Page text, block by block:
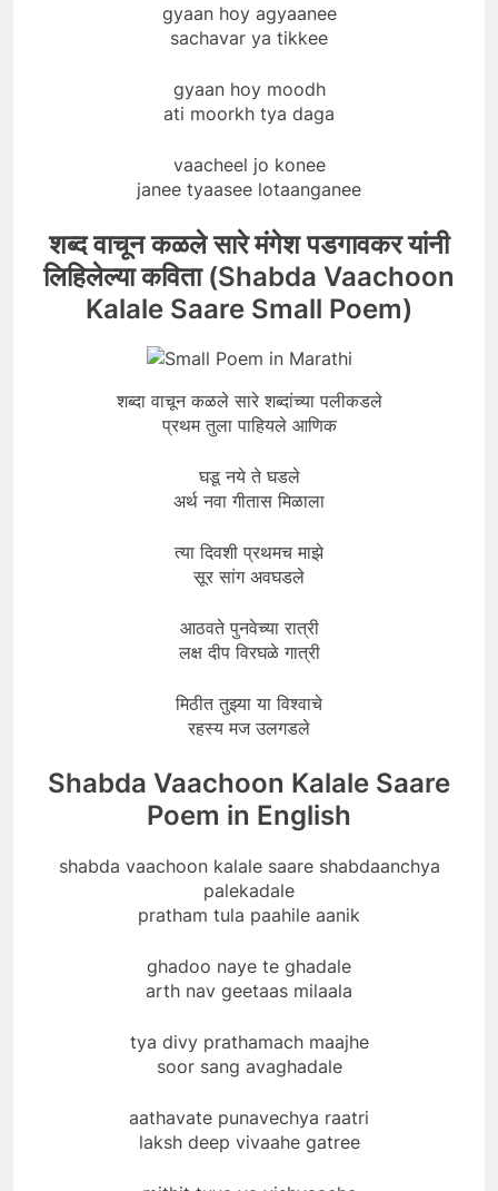
gyaan hoy ​​agyaanee
sachavar ya tikkee
gyaan hoy ​​moodh
ati moorkh tya daga
vaacheel jo konee
janee tyaasee lotaanganee
शब्द वाचून कळले सारे मंगेश पडगावकर यांनी
लिहिलेल्या कविता (Shabda Vaachoon
Kalale Saare Small Poem)
शब्दा वाचून कळले सारे शब्दांच्या पलीकडले
प्रथम तुला पाहियले आणिक
घडू नये ते घडले
अर्थ नवा गीतास मिळाला
त्या दिवशी प्रथमच माझे
सूर सांग अवघडले
आठवते पुनवेच्या रात्री
लक्ष दीप विरघळे गात्री
मिठीत तुझ्या या विश्वाचे
रहस्य मज उलगडले
Shabda Vaachoon Kalale Saare
Poem in English
shabda vaachoon kalale saare shabdaanchya
palekadale
pratham tula paahile aanik
ghadoo naye te ghadale
arth nav geetaas milaala
tya divy prathamach maajhe
soor sang avaghadale
aathavate punavechya raatri
laksh deep vivaahe gatree